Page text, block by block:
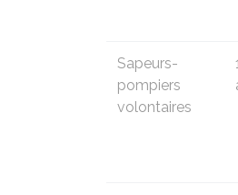
Sapeurs-
pompiers
volontaires